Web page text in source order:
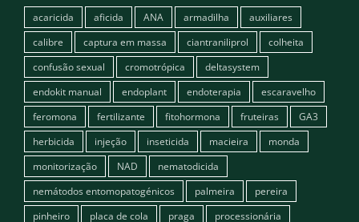
acaricida aficida ANA armadilha
auxiliares
calibre
captura em massa ciantraniliprol
colheita
confusão sexual
cromotrópica
deltasystem
endokit manual
endoplant endoterapia
escaravelho
feromona
fertilizante fitohormona fruteiras
GA3
herbicida
injeção inseticida macieira
monda
monitorização
NAD
nematodicida
nemátodos entomopatogénicos
palmeira
pereira
pinheiro
placa de cola praga
processionária